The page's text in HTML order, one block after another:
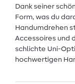
Dank seiner
Form, was du
Handumdrehen
Accessoires und
schlichte Uni-
hochwertigen